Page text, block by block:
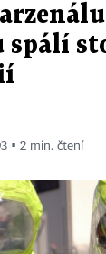
spálí
▪ 2 min. čtení